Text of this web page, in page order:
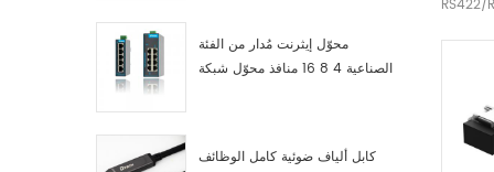
محوّل إيثرنت مُدار من الفئة
الصناعية 4 8 16 منافذ محوّل شبكة
كابل ألياف ضوئية كامل الوظائف